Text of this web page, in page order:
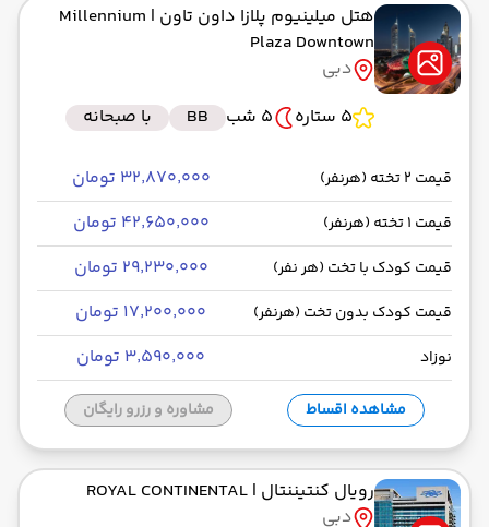
هتل میلینیوم پلازا داون تاون | Millennium
Plaza Downtown
دبی
5 ستاره
5 شب BB با صبحانه
قیمت 2 تخته (هرنفر) ۳۲٬۸۷۰٬۰۰۰ تومان
قیمت 1 تخته (هرنفر) ۴۲٬۶۵۰٬۰۰۰ تومان
قیمت کودک با تخت (هر نفر) ۲۹٬۲۳۰٬۰۰۰ تومان
قیمت کودک بدون تخت (هرنفر) ۱۷٬۲۰۰٬۰۰۰ تومان
نوزاد ۳٬۵۹۰٬۰۰۰ تومان
مشاهده اقساط مشاوره و رزرو رایگان
رویال کنتیننتال | ROYAL CONTINENTAL
دبی